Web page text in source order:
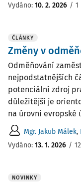
Vydáno: 10. 2. 2026 / 1
ČLÁNKY
Změny v
Odměňování
nejpodstatnějších
potenciální zdroj
důležitější je
na úrovni evropské
Mgr. Jakub Málek,
Vydáno: 13. 1. 2026 /
NOVINKY